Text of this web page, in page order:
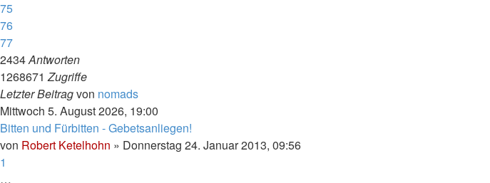
75
76
77
2434Antworten
1268671Zugriffe
Letzter Beitragvon nomads
Mittwoch 5. August 2026, 19:00
Bitten und Fürbitten - Gebetsanliegen!
von Robert Ketelhohn » Donnerstag 24. Januar 2013, 09:56
1
…